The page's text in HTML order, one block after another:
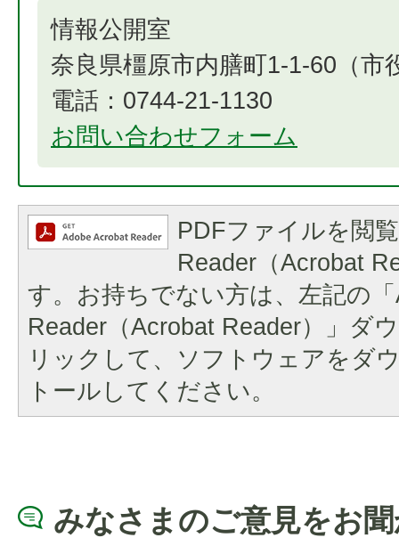
情報公開室
奈良県橿原市内膳町1-1-60（市
電話：0744-21-1130
お問い合わせフォーム
PDFファイルを閲
Reader（Acrobat
す。お持ちでない方は、左記の
Reader（Acrobat Reader）」ダ
リックして、ソフトウェアをダ
トールしてください。
みなさまのご意見をお